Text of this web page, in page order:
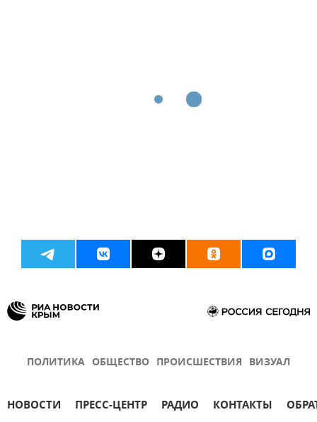
ПОЛИТИКА ОБЩЕСТВО ПРОИСШЕСТВИЯ ВИЗУАЛ
НОВОСТИ ПРЕСС-ЦЕНТР РАДИО КОНТАКТЫ